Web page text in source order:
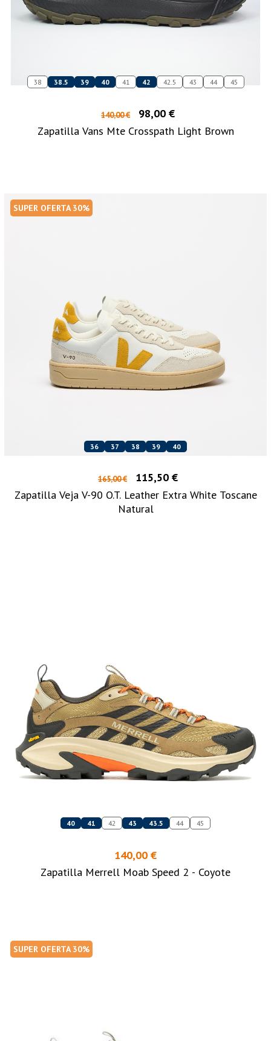
38 38.5 39 40 41 42 42.5 43 44 45
140,00 €
98,00 €
Zapatilla Vans Mte Crosspath Light Brown
SUPER OFERTA 30%
36 37 38 39 40
165,00 €
115,50 €
Zapatilla Veja V-90 O.T. Leather Extra White Toscane
Natural
40 41 42 43 43.5 44 45
140,00 €
Zapatilla Merrell Moab Speed 2 - Coyote
SUPER OFERTA 30%